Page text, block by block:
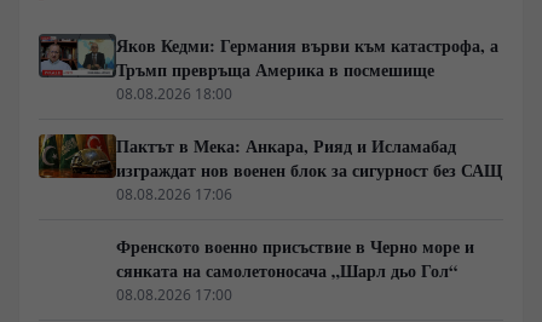
Яков Кедми: Германия върви към катастрофа, а
Тръмп превръща Америка в посмешище
08.08.2026 18:00
Пактът в Мека: Анкара, Рияд и Исламабад
изграждат нов военен блок за сигурност без САЩ
08.08.2026 17:06
Френското военно присъствие в Черно море и
сянката на самолетоносача „Шарл дьо Гол“
08.08.2026 17:00